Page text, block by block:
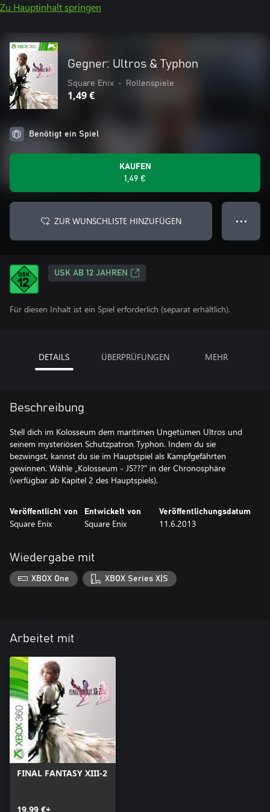
Zu Hauptinhalt springen
Gegner: Ultros & Typhon
Square Enix • Rollenspiele
1,49 €
Benötigt ein Spiel
KAUFEN
1,49 €
ZUR WUNSCHLISTE HINZUFÜGEN ● ● ●
USK AB 12 JAHREN
Für diesen Inhalt ist ein Spiel erforderlich (separat erhältlich).
DETAILS ÜBERPRÜFUNGEN MEHR
Beschreibung
Stell dich im Kolosseum dem maritimen Ungetümen Ultros und
seinem mysteriösen Schutzpatron Typhon. Indem du sie
bezwingst, kannst du sie im Hauptspiel als Kampfgefährten
gewinnen. Wähle „Kolosseum - JS???" in der Chronosphäre
(verfügbar ab Kapitel 2 des Hauptspiels).
Veröffentlicht von
Square Enix
Entwickelt von
Square Enix
Veröffentlichungsdatum
11.6.2013
Wiedergabe mit
XBOX One XBOX Series X|S
Arbeitet mit
FINAL FANTASY XIII-2
19,99 €+